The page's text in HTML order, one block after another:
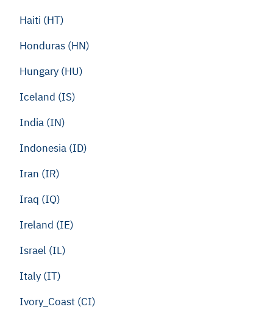
Haiti (HT)
Honduras (HN)
Hungary (HU)
Iceland (IS)
India (IN)
Indonesia (ID)
Iran (IR)
Iraq (IQ)
Ireland (IE)
Israel (IL)
Italy (IT)
Ivory_Coast (CI)